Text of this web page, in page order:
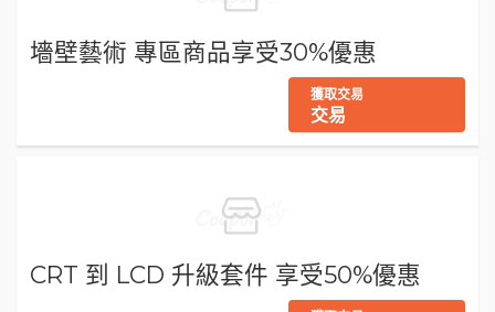
墻壁藝術 專區商品享受30%優惠
獲取交易
交易
CRT 到 LCD 升級套件 享受50%優惠